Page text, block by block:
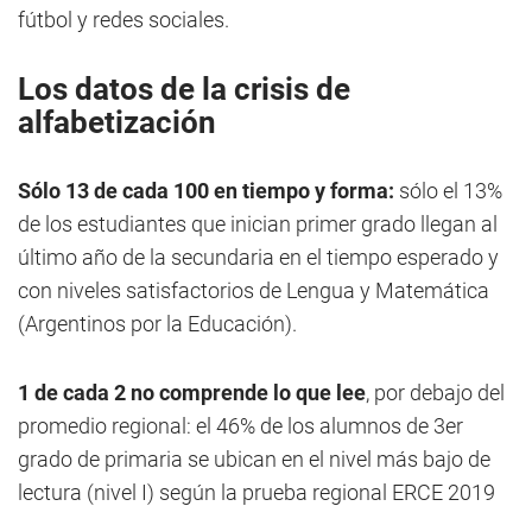
fútbol y redes sociales.
Los datos de la crisis de
alfabetización
Sólo 13 de cada 100 en tiempo y forma: sólo el 13%
de los estudiantes que inician primer grado llegan al
último año de la secundaria en el tiempo esperado y
con niveles satisfactorios de Lengua y Matemática
(Argentinos por la Educación).
1 de cada 2 no comprende lo que lee, por debajo del
promedio regional: el 46% de los alumnos de 3er
grado de primaria se ubican en el nivel más bajo de
lectura (nivel I) según la prueba regional ERCE 2019